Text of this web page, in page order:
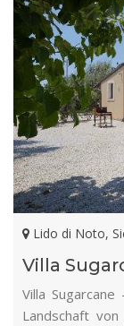
Lido di Noto,
Villa
Villa
Landschaft